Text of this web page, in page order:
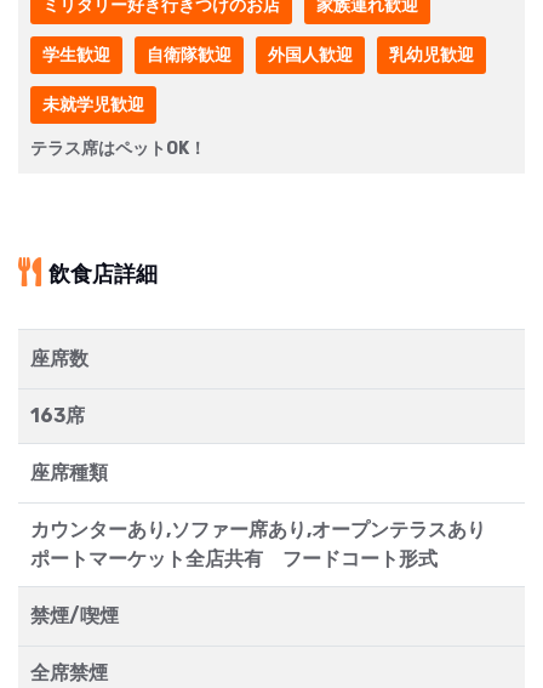
ミリタリー好き行きつけのお店 家族連れ歓迎
学生歓迎 自衛隊歓迎 外国人歓迎 乳幼児歓迎
未就学児歓迎
テラス席はペットOK！
飲食店詳細
座席数
163席
座席種類
カウンターあり,ソファー席あり,オープンテラスあり
ポートマーケット全店共有 フードコート形式
禁煙/喫煙
全席禁煙